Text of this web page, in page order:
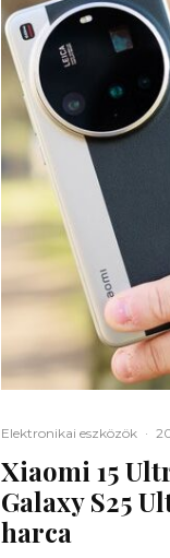
Elektronikai eszközök ·
Xiaomi 15
Galaxy S25
harca